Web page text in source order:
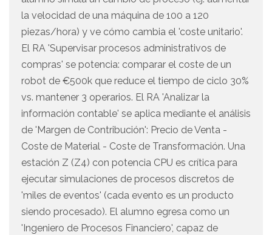
la velocidad de una máquina de 100 a 120
piezas/hora) y ve cómo cambia el 'coste unitario'.
El RA 'Supervisar procesos administrativos de
compras' se potencia: comparar el coste de un
robot de €500k que reduce el tiempo de ciclo 30%
vs. mantener 3 operarios. El RA 'Analizar la
información contable' se aplica mediante el análisis
de 'Margen de Contribución': Precio de Venta -
Coste de Material - Coste de Transformación. Una
estación Z (Z4) con potencia CPU es crítica para
ejecutar simulaciones de procesos discretos de
'miles de eventos' (cada evento es un producto
siendo procesado). El alumno egresa como un
'Ingeniero de Procesos Financiero', capaz de